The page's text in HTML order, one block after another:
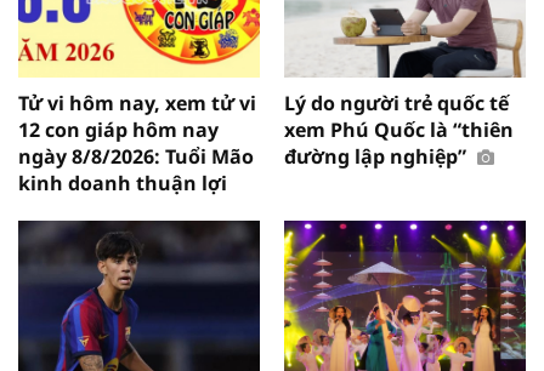
Tử vi hôm nay, xem tử vi
12 con giáp hôm nay
ngày 8/8/2026: Tuổi Mão
kinh doanh thuận lợi
Lý do người trẻ quốc tế
xem Phú Quốc là “thiên
đường lập nghiệp”